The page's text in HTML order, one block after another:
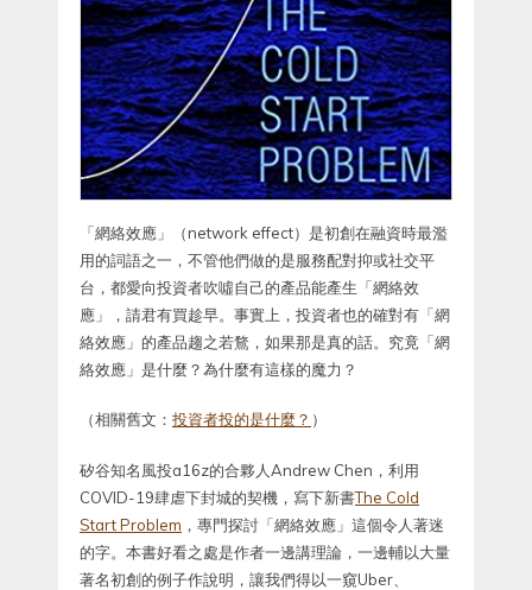
「網絡效應」（network effect）是初創在融資時最濫
用的詞語之一，不管他們做的是服務配對抑或社交平
台，都愛向投資者吹噓自己的產品能產生「網絡效
應」，請君有買趁早。事實上，投資者也的確對有「網
絡效應」的產品趨之若鶩，如果那是真的話。究竟「網
絡效應」是什麼？為什麼有這樣的魔力？
（相關舊文： 投資者投的是什麼？ ）
矽谷知名風投a16z的合夥人Andrew Chen，利用
COVID-19肆虐下封城的契機，寫下新書The Cold
Start Problem ，專門探討「網絡效應」這個令人著迷
的字。本書好看之處是作者一邊講理論，一邊輔以大量
著名初創的例子作說明，讓我們得以一窺Uber、